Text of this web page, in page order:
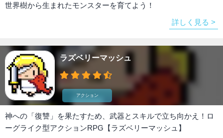
世界樹から生まれたモンスターを育てよう！
詳しく見る >
ラズベリーマッシュ
アクション
神への「復讐」を果たすため、武器とスキルで立ち向かえ！ロ
ーグライク型アクションRPG【ラズベリーマッシュ】